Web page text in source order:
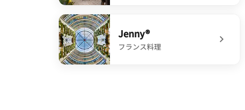
undefined Moxy Bar
Jenny®
フランス料理